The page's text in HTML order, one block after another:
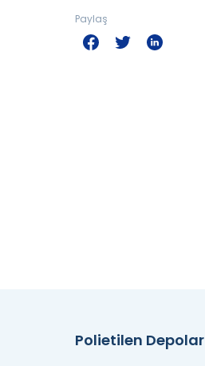
Paylaş
Polietilen Depolar